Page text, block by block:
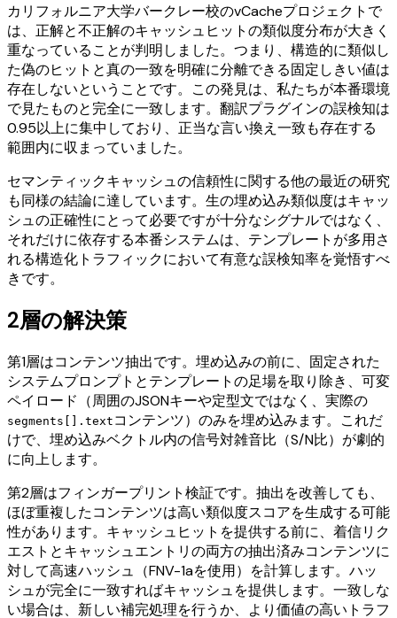
カリフォルニア大学バークレー校のvCacheプロジェクトで
は、正解と不正解のキャッシュヒットの類似度分布が大きく
重なっていることが判明しました。つまり、構造的に類似し
た偽のヒットと真の一致を明確に分離できる固定しきい値は
存在しないということです。この発見は、私たちが本番環境
で見たものと完全に一致します。翻訳プラグインの誤検知は
0.95以上に集中しており、正当な言い換え一致も存在する
範囲内に収まっていました。
セマンティックキャッシュの信頼性に関する他の最近の研究
も同様の結論に達しています。生の埋め込み類似度はキャッ
シュの正確性にとって必要ですが十分なシグナルではなく、
それだけに依存する本番システムは、テンプレートが多用さ
れる構造化トラフィックにおいて有意な誤検知率を覚悟すべ
きです。
2層の解決策
第1層はコンテンツ抽出です。埋め込みの前に、固定された
システムプロンプトとテンプレートの足場を取り除き、可変
ペイロード（周囲のJSONキーや定型文ではなく、実際の
segments[].text コンテンツ）のみを埋め込みます。これだ
けで、埋め込みベクトル内の信号対雑音比（S/N比）が劇的
に向上します。
第2層はフィンガープリント検証です。抽出を改善しても、
ほぼ重複したコンテンツは高い類似度スコアを生成する可能
性があります。キャッシュヒットを提供する前に、着信リク
エストとキャッシュエントリの両方の抽出済みコンテンツに
対して高速ハッシュ（FNV-1aを使用）を計算します。ハッ
シュが完全に一致すればキャッシュを提供します。一致しな
い場合は、新しい補完処理を行うか、より価値の高いトラフ